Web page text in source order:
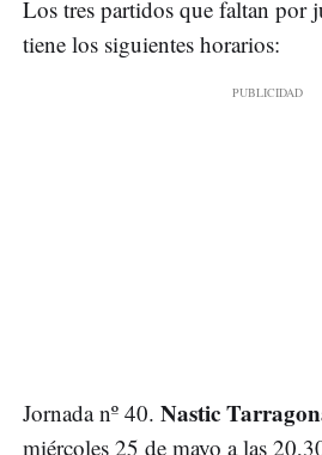
Los tres partidos que faltan por
tiene los siguientes horarios:
Jornada nº 40. Nastic
miércoles 25 de mayo a las